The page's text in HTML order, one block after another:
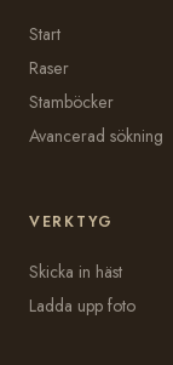
Start
Raser
Stamböcker
Avancerad sökning
VERKTYG
Skicka in häst
Ladda upp foto